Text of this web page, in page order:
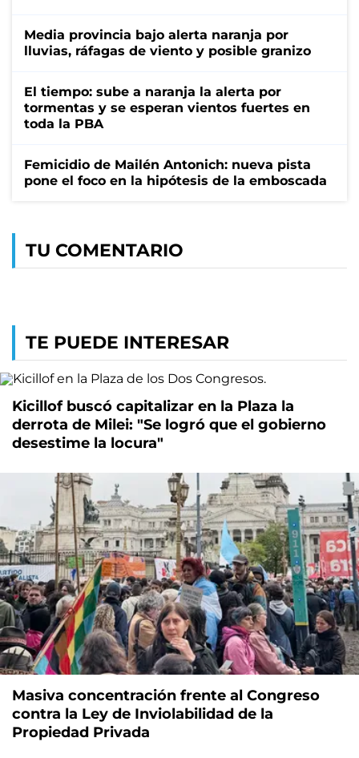
Media provincia bajo alerta naranja por
lluvias, ráfagas de viento y posible granizo
El tiempo: sube a naranja la alerta por
tormentas y se esperan vientos fuertes en
toda la PBA
Femicidio de Mailén Antonich: nueva pista
pone el foco en la hipótesis de la emboscada
TU COMENTARIO
TE PUEDE INTERESAR
Kicillof buscó capitalizar en la Plaza la
derrota de Milei: "Se logró que el gobierno
desestime la locura"
Masiva concentración frente al Congreso
contra la Ley de Inviolabilidad de la
Propiedad Privada